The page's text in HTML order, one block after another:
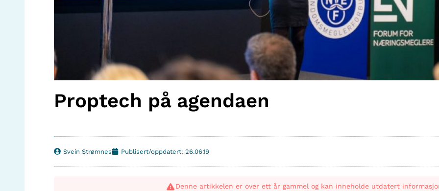
Proptech på agendaen
Svein Strømnes Publisert/oppdatert: 26.06.19
Denne artikkelen er over ett år gammel og kan inneholde utdatert